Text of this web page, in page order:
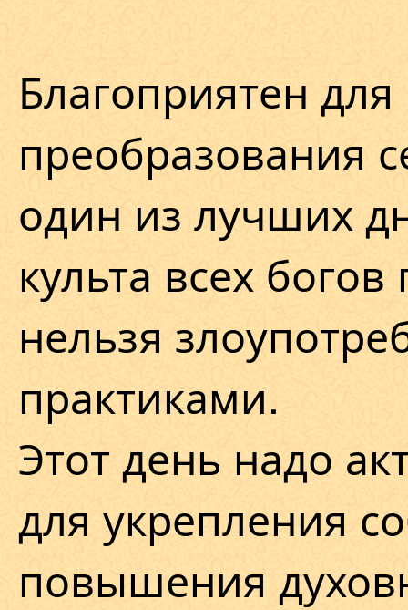
Благоприятен
преобразования
один из лучших
культа всех
нельзя
практиками.
Этот день надо
для укрепления
повышения